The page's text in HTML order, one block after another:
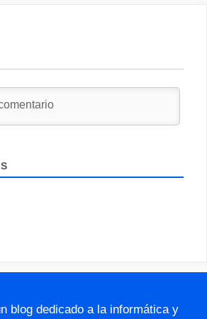
blog dedicado a la informática y